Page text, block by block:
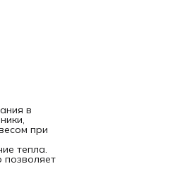
в
при
тепла.
позволяет